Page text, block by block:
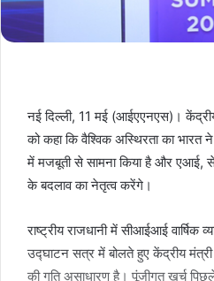
नई दिल्ली, 11 मई (आईएएनएस)।
को कहा कि वैश्विक अस्थिरता का भारत
में मजबूती से सामना किया है और
के बदलाव का नेतृत्व करेंगे।
राष्ट्रीय राजधानी में सीआईआई
उद्घाटन सत्र में बोलते हुए केंद्रीय
की गति असाधारण है। पूंजीगत खर्च